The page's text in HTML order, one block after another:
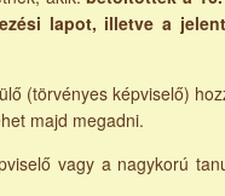
lapot, illetve a
(törvényes képviselő)
majd megadni.
vagy a nagykorú